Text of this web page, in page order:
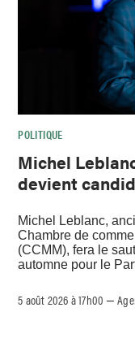
POLITIQUE
Michel
devient
Michel Leblanc,
Chambre de
(CCMM), fera le
automne pour le
5 août 2026 à 17h00 –